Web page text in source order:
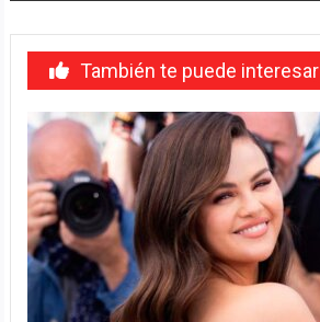
También te puede interesar